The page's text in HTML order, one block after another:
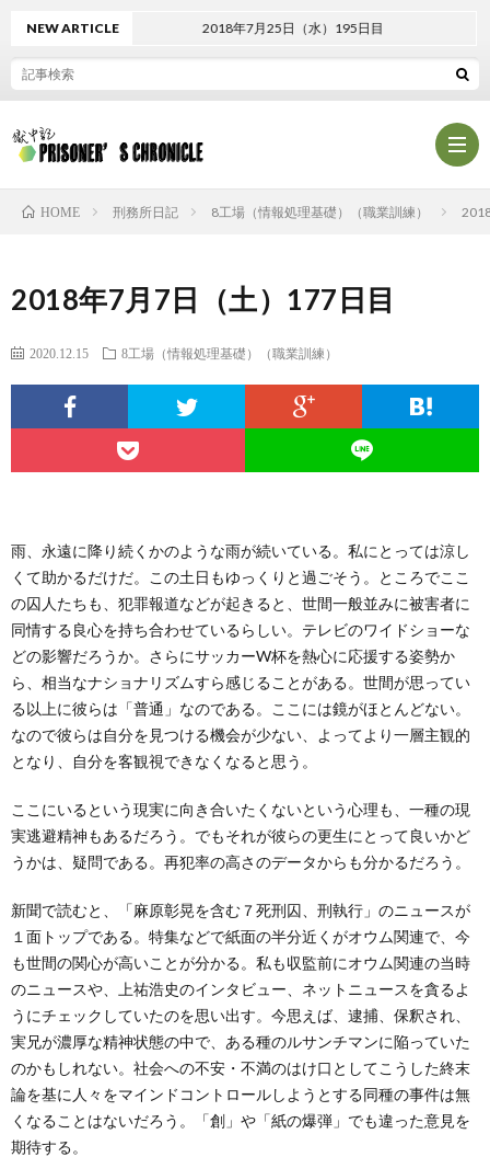
フ
ル
ラ
シ
ポ
リ
お
合
わ
せ
NEW ARTICLE 2018年7月25日（水）195日目
HOME 刑務所日記 8工場（情報処理基礎）（職業訓練）
2018年7月7日（土）177日目
2020.12.15 8工場（情報処理基礎）（職業訓練）
雨、永遠に降り続くかのような雨が続いている。私にとっては涼し
くて助かるだけだ。この土日もゆっくりと過ごそう。ところでここ
の囚人たちも、犯罪報道などが起きると、世間一般並みに被害者に
同情する良心を持ち合わせているらしい。テレビのワイドショーな
どの影響だろうか。さらにサッカーW杯を熱心に応援する姿勢か
ら、相当なナショナリズムすら感じることがある。世間が思ってい
る以上に彼らは「普通」なのである。ここには鏡がほとんどない。
なので彼らは自分を見つける機会が少ない、よってより一層主観的
となり、自分を客観視できなくなると思う。
ここにいるという現実に向き合いたくないという心理も、一種の現
実逃避精神もあるだろう。でもそれが彼らの更生にとって良いかど
うかは、疑問である。再犯率の高さのデータからも分かるだろう。
新聞で読むと、「麻原彰晃を含む７死刑囚、刑執行」のニュースが
１面トップである。特集などで紙面の半分近くがオウム関連で、今
も世間の関心が高いことが分かる。私も収監前にオウム関連の当時
のニュースや、上祐浩史のインタビュー、ネットニュースを貪るよ
うにチェックしていたのを思い出す。今思えば、逮捕、保釈され、
実兄が濃厚な精神状態の中で、ある種のルサンチマンに陥っていた
のかもしれない。社会への不安・不満のはけ口としてこうした終末
論を基に人々をマインドコントロールしようとする同種の事件は無
くなることはないだろう。「創」や「紙の爆弾」でも違った意見を
期待する。